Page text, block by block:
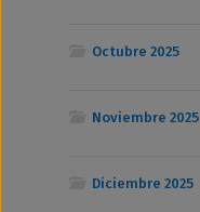
Octubre 2025
Noviembre 2025
Diciembre 2025